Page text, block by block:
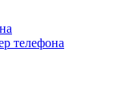
телефона